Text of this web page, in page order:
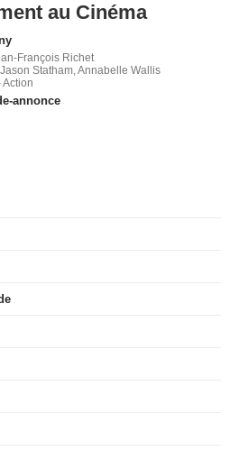
au Cinéma
François Richet
Statham, Annabelle Wallis
Action
annonce